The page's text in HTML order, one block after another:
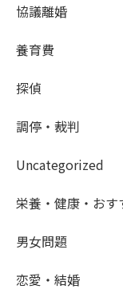
協議離婚
養育費
探偵
調停・裁判
Uncategorized
栄養・健康・お
男女問題
恋愛・結婚